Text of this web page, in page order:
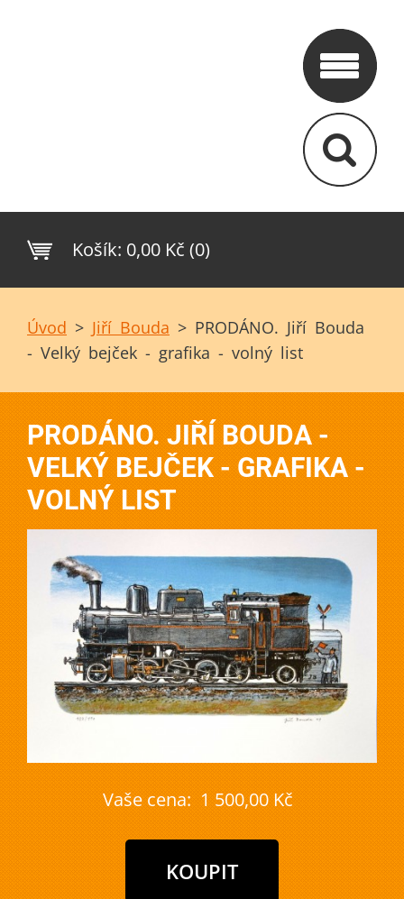
Košík: 0,00 Kč (0)
Úvod > Jiří Bouda > PRODÁNO. Jiří Bouda
- Velký bejček - grafika - volný list
PRODÁNO. JIŘÍ BOUDA -
VELKÝ BEJČEK - GRAFIKA -
VOLNÝ LIST
Vaše cena: 1 500,00 Kč